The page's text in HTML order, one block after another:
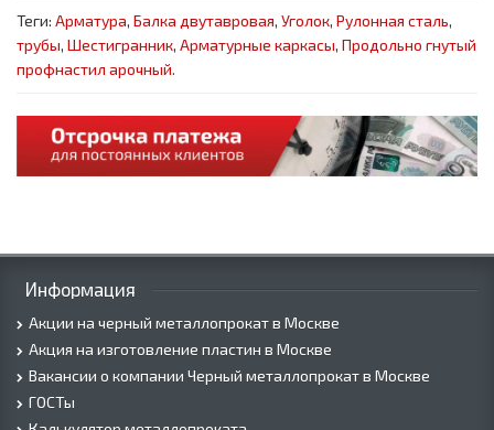
Теги: Арматура, Балка двутавровая, Уголок, Рулонная сталь,
трубы, Шестигранник, Арматурные каркасы, Продольно гнутый
профнастил арочный.
Информация
Акции на черный металлопрокат в Москве
Акция на изготовление пластин в Москве
Вакансии о компании Черный металлопрокат в Москве
ГОСТы